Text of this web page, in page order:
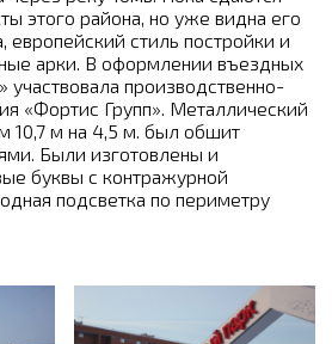
этого района, но уже видна его
европейский стиль постройки и
арки. В оформлении въездных
участвовала производственно-
«Фортис Групп». Металлический
10,7 м на 4,5 м. был обшит
Были изготовлены и
буквы с контражурной
подсветка по периметру